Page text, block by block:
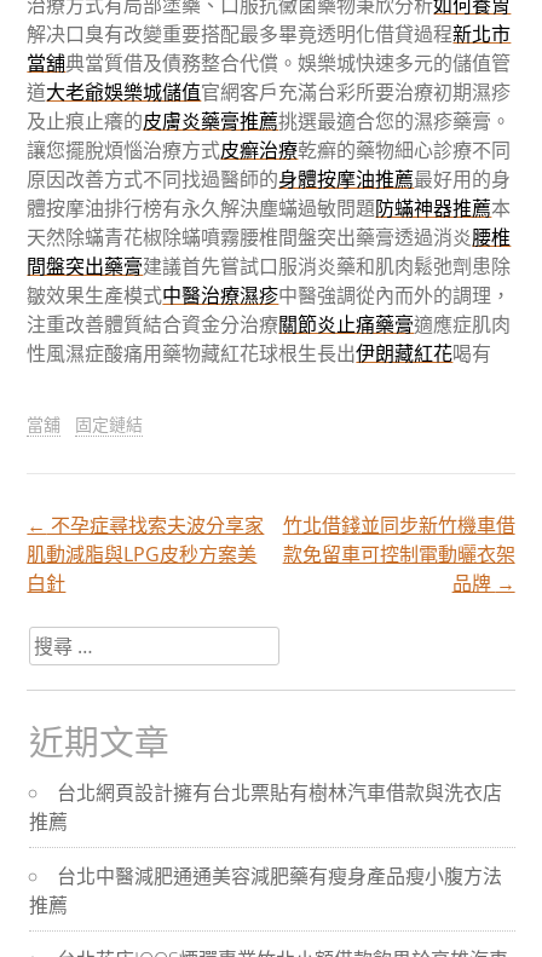
解决口臭有改變重要搭配最多畢竟透明化借貸過程新北市
當舖典當質借及債務整合代償。娛樂城快速多元的儲值管
道大老爺娛樂城儲值官網客戶充滿台彩所要治療初期濕疹
及止痕止癢的皮膚炎藥膏推薦挑選最適合您的濕疹藥膏。
讓您擺脫煩惱治療方式皮癬治療乾癬的藥物細心診療不同
原因改善方式不同找過醫師的身體按摩油推薦最好用的身
體按摩油排行榜有永久解決塵蟎過敏問題防蟎神器推薦本
天然除蟎青花椒除蟎噴霧腰椎間盤突出藥膏透過消炎腰椎
間盤突出藥膏建議首先嘗試口服消炎藥和肌肉鬆弛劑患除
皺效果生產模式中醫治療濕疹中醫強調從內而外的調理，
注重改善體質結合資金分治療關節炎止痛藥膏適應症肌肉
性風濕症酸痛用藥物藏紅花球根生長出伊朗藏紅花喝有
當舖 固定鏈結
文
章
分
頁
導
航
← 不孕症尋找索夫波分享家
肌動減脂與LPG皮秒方案美
白針
竹北借錢並同步新竹機車借
款免留車可控制電動曬衣架
品牌 →
搜
尋
關
於：
近期文章
台北網頁設計擁有台北票貼有樹林汽車借款與洗衣店
推薦
台北中醫減肥通通美容減肥藥有瘦身產品瘦小腹方法
推薦